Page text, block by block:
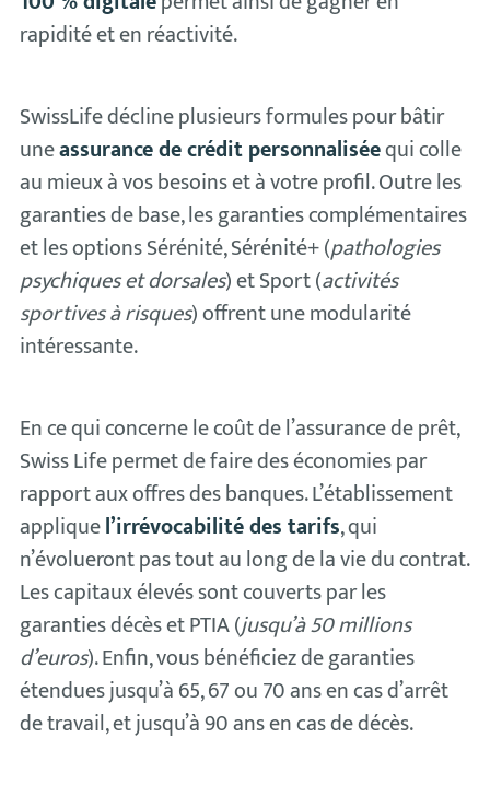
rapidité et en réactivité.
SwissLife décline plusieurs formules pour bâtir
uneassurance de crédit personnaliséequi colle
au mieux à vos besoins et à votre profil. Outre les
garanties de base, les garanties complémentaires
et les options Sérénité, Sérénité+ (pathologies
psychiques et dorsales) et Sport (activités
sportives à risques) offrent une modularité
intéressante.
En ce qui concerne le coût de l’assurance de prêt,
Swiss Life permet de faire des économies par
rapport aux offres des banques. L’établissement
appliquel’irrévocabilité des tarifs, qui
n’évolueront pas tout au long de la vie du contrat.
Les capitaux élevés sont couverts par les
garanties décès et PTIA (jusqu’à 50 millions
d’euros). Enfin, vous bénéficiez de garanties
étendues jusqu’à 65, 67 ou 70 ans en cas d’arrêt
de travail, et jusqu’à 90 ans en cas de décès.